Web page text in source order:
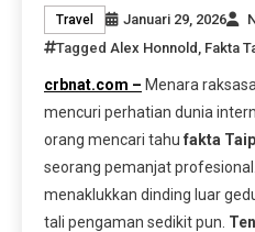
Travel Januari 29, 2026
Tagged Alex Honnold Fakta
crbnat.com – Menara
mencuri perhatian dunia
orang mencari tahu fakta
seorang pemanjat
menaklukkan dinding luar
tali pengaman sedikit pun.